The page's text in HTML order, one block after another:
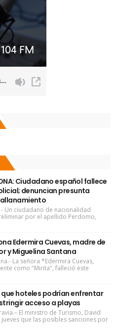
Ciudadano español fallece
denuncian presunta
- Un ciudadano de nacionalidad
por el apellido Perdomo,
Edermira Cuevas, madre de
y Miguelina Santana
La señora *Edermira Cuevas,
como "Mirita", falleció este
hoteles podrían enfrentar
acceso a playas
El ministro de Turismo, David
que las posibles sanciones por